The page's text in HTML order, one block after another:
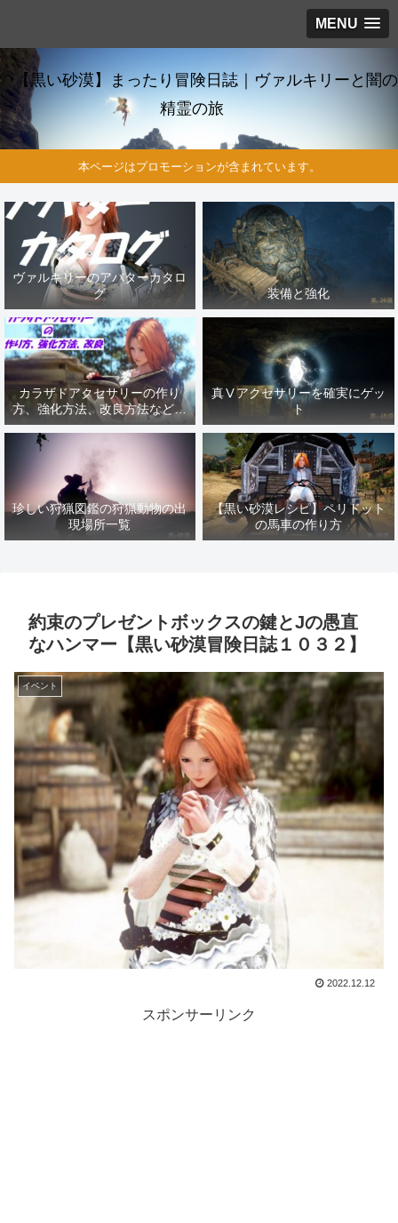
MENU
【黒い砂漠】まったり冒険日誌｜ヴァルキリーと闇の
精霊の旅
本ページはプロモーションが含まれています。
ヴァルキリーのアバターカタロ
グ
装備と強化
カラザドアクセサリーの作り
方、強化方法、改良方法などま
とめ【黒い砂漠冒険日誌１４１
真Ⅴアクセサリーを確実にゲッ
ト
珍しい狩猟図鑑の狩猟動物の出
現場所一覧
【黒い砂漠レシピ】ペリドット
の馬車の作り方
約束のプレゼントボックスの鍵とJの愚直
なハンマー【黒い砂漠冒険日誌１０３２】
イベント
2022.12.12
スポンサーリンク